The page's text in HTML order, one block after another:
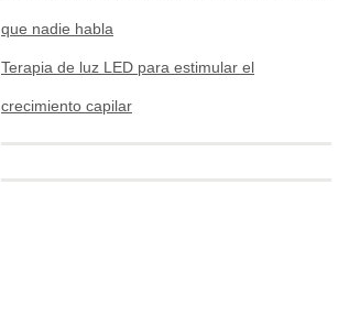
que nadie habla
Terapia de luz LED para estimular el
crecimiento capilar